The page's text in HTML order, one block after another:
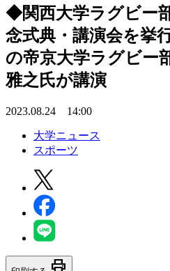
◆関西大学ラグビー
念式典・講演会を挙
の帝京大学ラグビー
雅之氏が講演
2023.08.24 14:00
大学ニュース
スポーツ
print